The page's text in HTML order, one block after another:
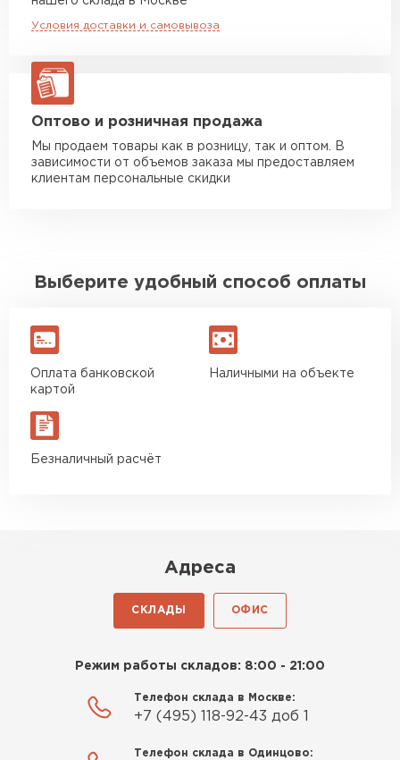
макс. длина груза 8 м
макс. длина груза 13,5 м
ЗАКАЗАТЬ С ДОСТАВКОЙ
Условия доставки и самовывоза
Оптово и розничная продажа
Мы продаем товары как в розницу, так и оптом. В
зависимости от объемов заказа мы предоставляем
клиентам персональные скидки
Выберите удобный способ оплаты
Оплата банковской
картой
Наличными на объекте
Безналичный расчёт
Адреса
СКЛАДЫ ОФИС
Режим работы складов: 8:00 - 21:00
Телефон склада в Москве:
+7 (495) 118-92-43 доб 1
Телефон склада в Одинцово: